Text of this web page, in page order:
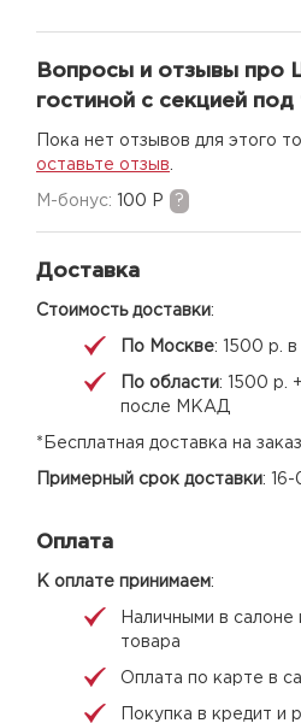
Вопросы и отзывы про
гостиной с секцией под
Пока нет отзывов для этого
оставьте отзыв
M-бонус: 100 Р ?
Доставка
Стоимость доставки:
По Москве: 1500 р.
По области: 1500 р.
после МКАД
*Бесплатная доставка на
Примерный срок доставки:
Оплата
К оплате принимаем:
Наличными в салоне
товара
Оплата по карте в
Покупка в кредит и